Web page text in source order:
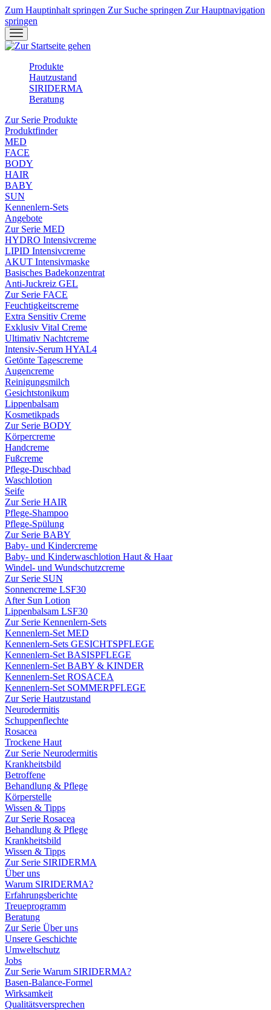
Zum Hauptinhalt springen Zur Suche springen Zur Hauptnavigation
springen
Produkte
Hautzustand
SIRIDERMA
Beratung
Zur Serie Produkte
Produktfinder
MED
FACE
BODY
HAIR
BABY
SUN
Kennenlern-Sets
Angebote
Zur Serie MED
HYDRO Intensivcreme
LIPID Intensivcreme
AKUT Intensivmaske
Basisches Badekonzentrat
Anti-Juckreiz GEL
Zur Serie FACE
Feuchtigkeitscreme
Extra Sensitiv Creme
Exklusiv Vital Creme
Ultimativ Nachtcreme
Intensiv-Serum HYAL4
Getönte Tagescreme
Augencreme
Reinigungsmilch
Gesichtstonikum
Lippenbalsam
Kosmetikpads
Zur Serie BODY
Körpercreme
Handcreme
Fußcreme
Pflege-Duschbad
Waschlotion
Seife
Zur Serie HAIR
Pflege-Shampoo
Pflege-Spülung
Zur Serie BABY
Baby- und Kindercreme
Baby- und Kinderwaschlotion Haut & Haar
Windel- und Wundschutzcreme
Zur Serie SUN
Sonnencreme LSF30
After Sun Lotion
Lippenbalsam LSF30
Zur Serie Kennenlern-Sets
Kennenlern-Set MED
Kennenlern-Sets GESICHTSPFLEGE
Kennenlern-Set BASISPFLEGE
Kennenlern-Set BABY & KINDER
Kennenlern-Set ROSACEA
Kennenlern-Set SOMMERPFLEGE
Zur Serie Hautzustand
Neurodermitis
Schuppenflechte
Rosacea
Trockene Haut
Zur Serie Neurodermitis
Krankheitsbild
Betroffene
Behandlung & Pflege
Körperstelle
Wissen & Tipps
Zur Serie Rosacea
Behandlung & Pflege
Krankheitsbild
Wissen & Tipps
Zur Serie SIRIDERMA
Über uns
Warum SIRIDERMA?
Erfahrungsberichte
Treueprogramm
Beratung
Zur Serie Über uns
Unsere Geschichte
Umweltschutz
Jobs
Zur Serie Warum SIRIDERMA?
Basen-Balance-Formel
Wirksamkeit
Qualitätsversprechen